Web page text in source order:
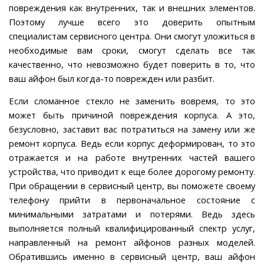
повреждения как внутренних, так и внешних элементов.
Поэтому лучше всего это доверить опытным
специалистам сервисного центра. Они смогут уложиться в
необходимые вам сроки, смогут сделать все так
качественно, что невозможно будет поверить в то, что
ваш айфон был когда-то поврежден или разбит.
Если сломанное стекло не заменить вовремя, то это
может быть причиной повреждения корпуса. А это,
безусловно, заставит вас потратиться на замену или же
ремонт корпуса. Ведь если корпус деформирован, то это
отражается и на работе внутренних частей вашего
устройства, что приводит к еще более дорогому ремонту.
При обращении в сервисный центр, вы поможете своему
телефону прийти в первоначальное состояние с
минимальными затратами и потерями. Ведь здесь
выполняется полный квалифицированный спектр услуг,
направленный на ремонт айфонов разных моделей.
Обратившись именно в сервисный центр, ваш айфон